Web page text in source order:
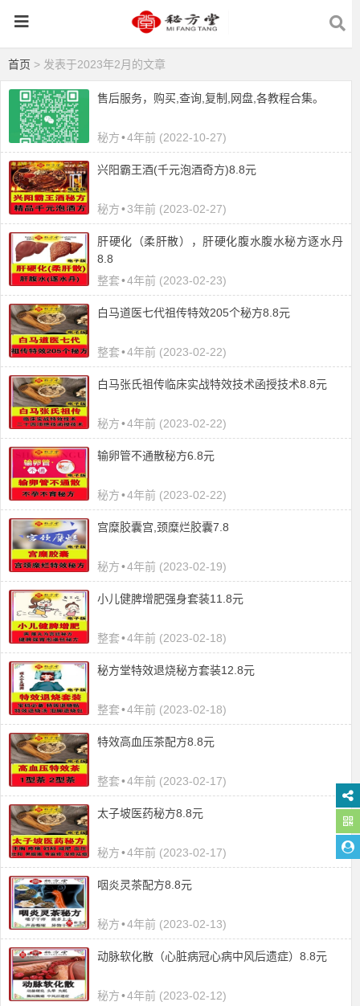
首页 > 发表于2023年2月的文章
售后服务，购买,查询,复制,网盘,各教程合集。
秘方•4年前 (2022-10-27)
​兴阳霸王酒(千元泡酒奇方)8.8元
秘方•3年前 (2023-02-27)
肝硬化（柔肝散），肝硬化腹水腹水秘方逐水丹
8.8
整套•4年前 (2023-02-23)
白马道医七代祖传特效205个秘方8.8元
整套•4年前 (2023-02-22)
白马张氏祖传临床实战特效技术函授技术8.8元
秘方•4年前 (2023-02-22)
输卵管不通散秘方6.8元
秘方•4年前 (2023-02-22)
宫糜胶囊宫,颈糜烂胶囊7.8
秘方•4年前 (2023-02-19)
小儿健脾增肥强身套装11.8元
整套•4年前 (2023-02-18)
秘方堂特效退烧秘方套装12.8元
整套•4年前 (2023-02-18)
特效高血压茶配方8.8元
整套•4年前 (2023-02-17)
太子坡医药秘方8.8元
秘方•4年前 (2023-02-17)
咽炎灵茶配方8.8元
秘方•4年前 (2023-02-13)
​动脉软化散（心脏病冠心病中风后遗症）8.8元
秘方•4年前 (2023-02-12)